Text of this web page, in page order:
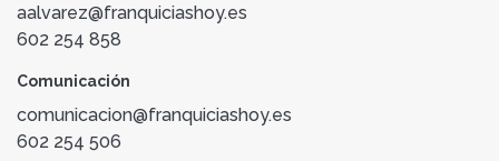
aalvarez@franquiciashoy.es
602 254 858
Comunicación
comunicacion@franquiciashoy.es
602 254 506